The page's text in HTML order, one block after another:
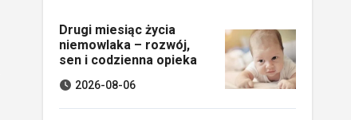
Drugi miesiąc życia
niemowlaka – rozwój,
sen i codzienna opieka
2026-08-06